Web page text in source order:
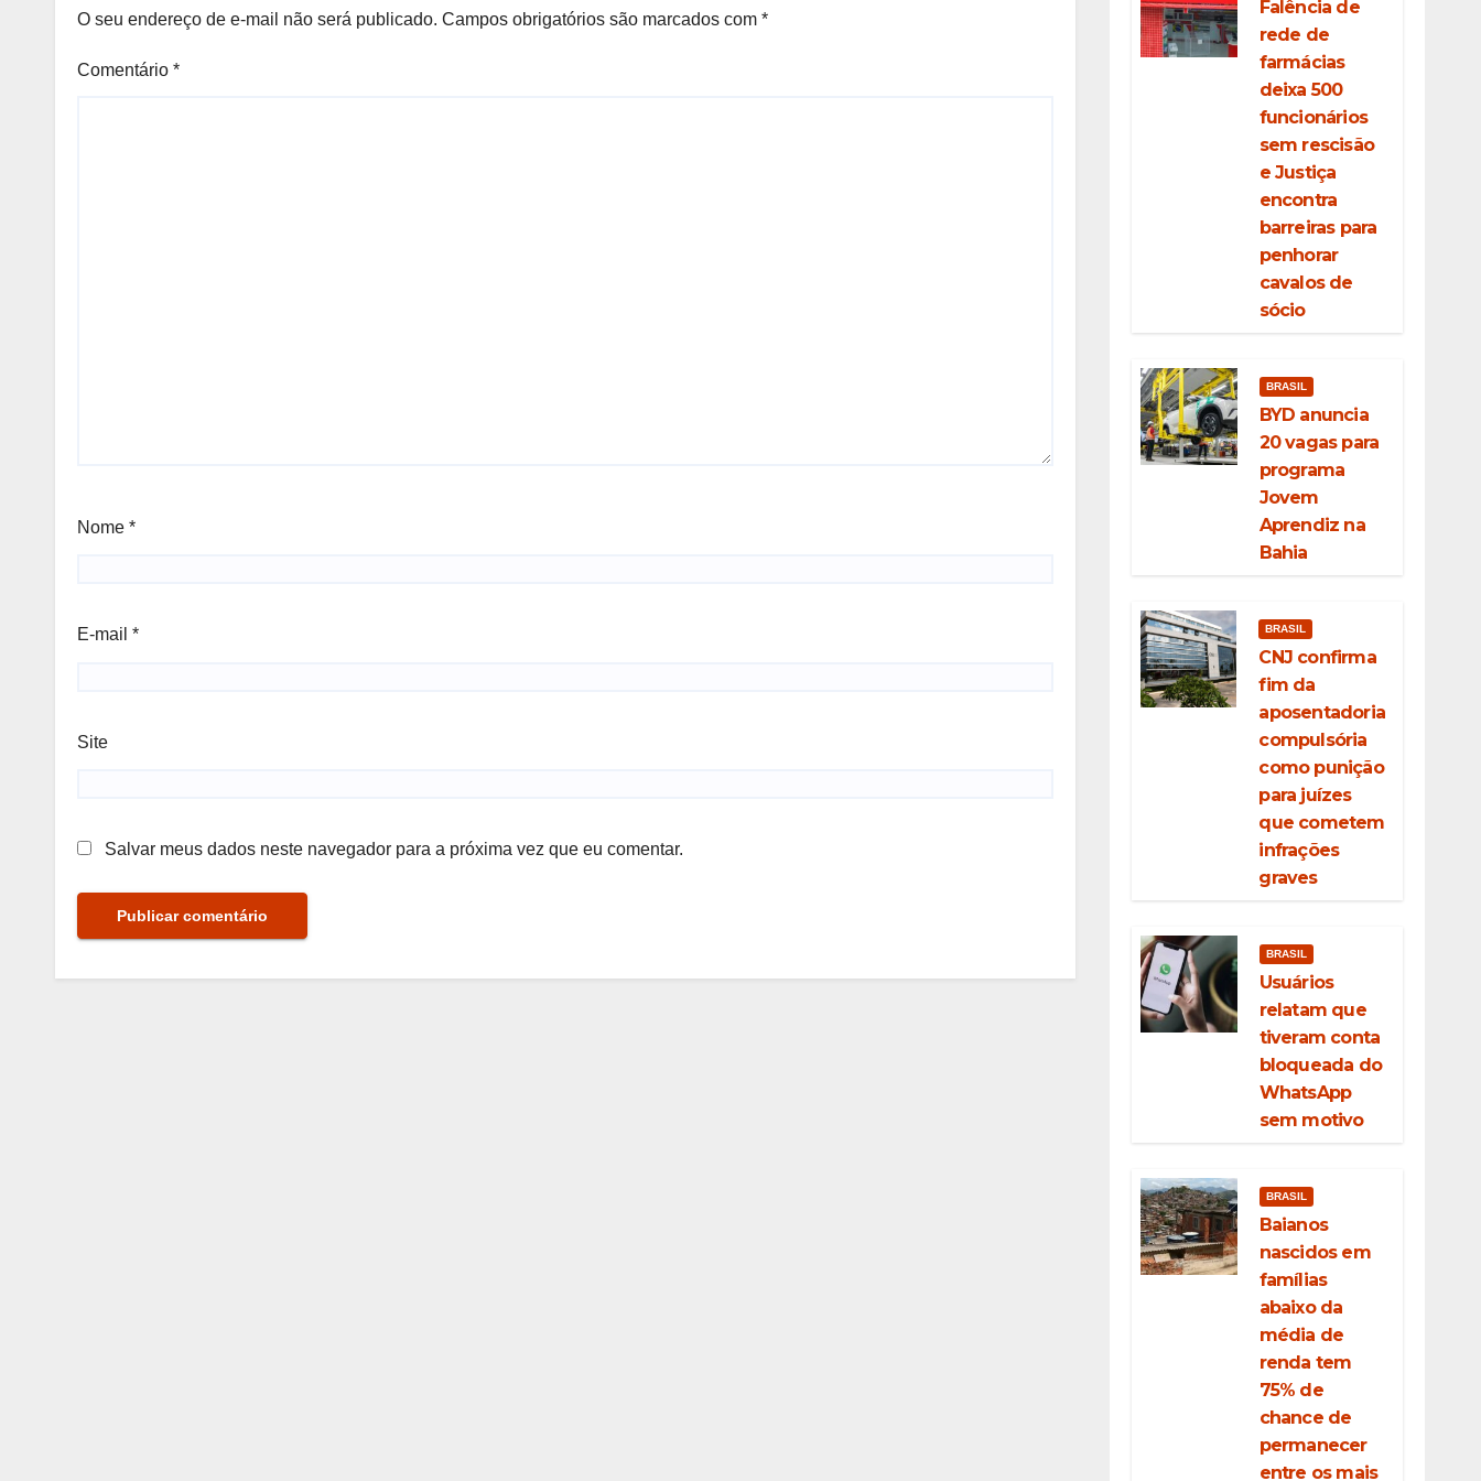
O seu endereço de e-mail não será publicado. Campos obrigatórios são marcados com *
Comentário *
Nome *
E-mail *
Site
Salvar meus dados neste navegador para a próxima vez que eu comentar.
Falência de
rede de
farmácias
deixa 500
funcionários
sem rescisão
e Justiça
encontra
barreiras para
penhorar
cavalos de
sócio
BRASIL
BYD anuncia
20 vagas para
programa
Jovem
Aprendiz na
Bahia
BRASIL
CNJ confirma
fim da
aposentadoria
compulsória
como punição
para juízes
que cometem
infrações
graves
BRASIL
Usuários
relatam que
tiveram conta
bloqueada do
WhatsApp
sem motivo
BRASIL
Baianos
nascidos em
famílias
abaixo da
média de
renda tem
75% de
chance de
permanecer
entre os mais